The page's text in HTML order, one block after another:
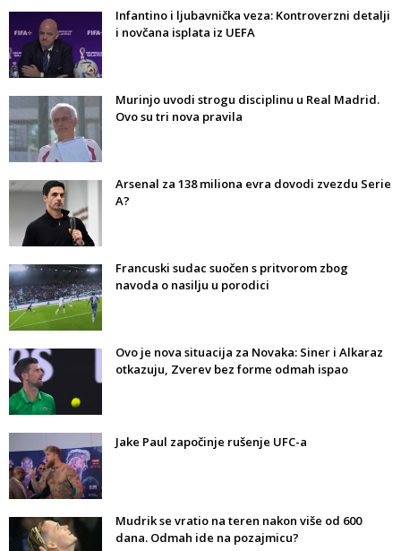
Infantino i ljubavnička veza: Kontroverzni detalji
i novčana isplata iz UEFA
Murinjo uvodi strogu disciplinu u Real Madrid.
Ovo su tri nova pravila
Arsenal za 138 miliona evra dovodi zvezdu Serie
A?
Francuski sudac suočen s pritvorom zbog
navoda o nasilju u porodici
Ovo je nova situacija za Novaka: Siner i Alkaraz
otkazuju, Zverev bez forme odmah ispao
Jake Paul započinje rušenje UFC-a
Mudrik se vratio na teren nakon više od 600
dana. Odmah ide na pozajmicu?